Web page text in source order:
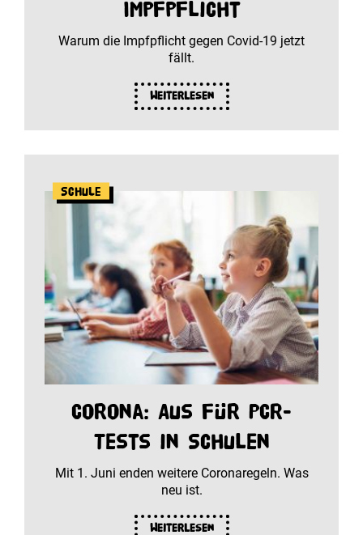
Impfpflicht
Warum die Impfpflicht gegen Covid-19 jetzt
fällt.
Weiterlesen
Schule
Corona: Aus für PCR-
Tests in Schulen
Mit 1. Juni enden weitere Coronaregeln. Was
neu ist.
Weiterlesen